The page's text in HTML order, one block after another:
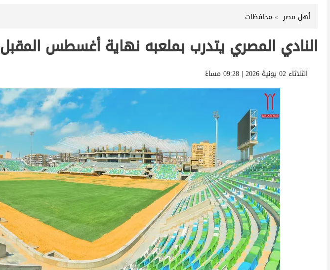
أهل مصر محافظات
النادي المصري يتدرب بملعبه نهاية أغسطس المقبل
الثلاثاء 02 يونية 2026 | 09:28 مساءً